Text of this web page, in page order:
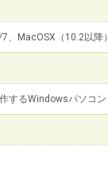
MacOSX（10.2以降）
するWindowsパソコン